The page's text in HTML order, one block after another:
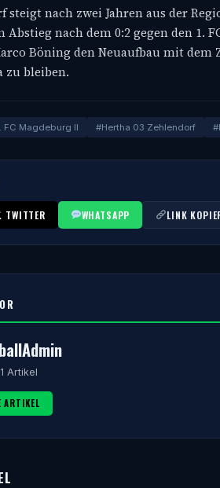
steigt nach zwei Jahren aus der
nach dem 0:2 gegen den 1.
Böning den Neuaufbau mit
zu bleiben.
FC Magdeburg II #Hertha 03 Zehlendorf
WHATSAPP LINK
Artikel
ARTIKEL